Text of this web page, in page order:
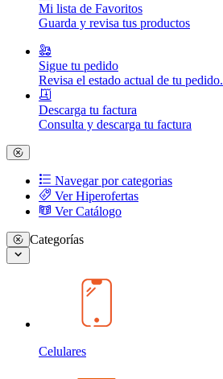
Mi lista de Favoritos
Guarda y revisa tus productos
Sigue tu pedido
Revisa el estado actual de tu pedido.
Descarga tu factura
Consulta y descarga tu factura
Navegar por categorias
Ver Hiperofertas
Ver Catálogo
Categorías
Celulares